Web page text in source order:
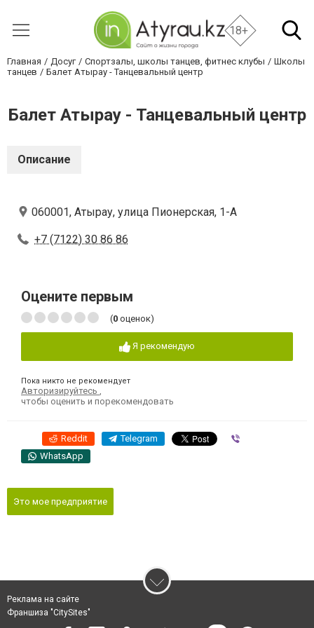
18+
Главная Досуг Спортзалы, школы танцев, фитнес клубы
Школы
танцев
Балет Атырау - Танцевальный центр
Балет Атырау - Танцевальный центр
Описание
060001, Атырау, улица Пионерская, 1-А
+7 (7122) 30 86 86
Оцените первым
(0 оценок)
Я рекомендую
Пока никто не рекомендует
Авторизируйтесь
чтобы оценить и порекомендовать
Reddit Telegram
WhatsApp
Это мое предприятие
Реклама на сайте
Франшиза "CitySites"